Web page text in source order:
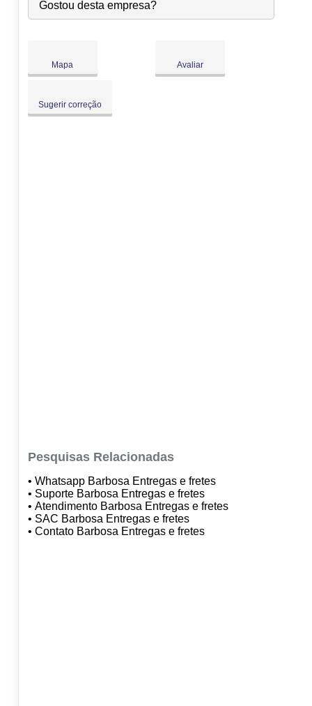
Qui:
09:00-18:00 ●
Gostou desta empresa?
Mapa Avaliar
Sugerir correção
Pesquisas Relacionadas
• Whatsapp Barbosa Entregas e fretes
• Suporte Barbosa Entregas e fretes
• Atendimento Barbosa Entregas e fretes
• SAC Barbosa Entregas e fretes
• Contato Barbosa Entregas e fretes